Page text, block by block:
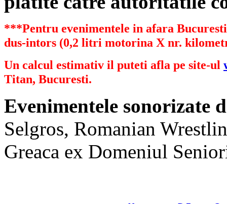
***Pentru evenimentele in afara
dus-intors (0,2 litri motorina X nr.
Un calcul estimativ il puteti afla pe site-ul
Titan, Bucuresti.
Evenimentele sonorizate
Selgros, Romanian
Greaca ex Domeniul